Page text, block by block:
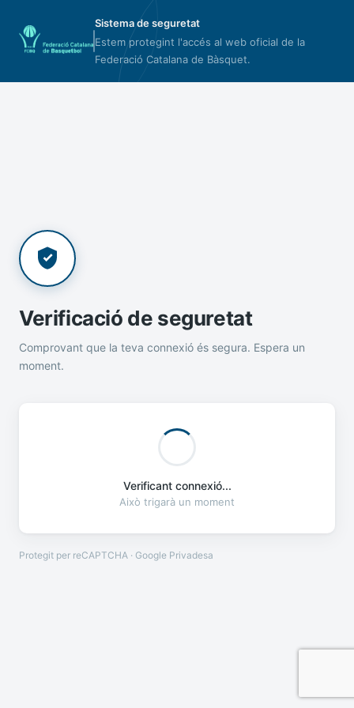
Sistema de seguretat
Estem protegint l'accés al web oficial de la
Federació Catalana de Bàsquet.
Verificació de seguretat
Comprovant que la teva connexió és segura. Espera un
moment.
Verificant connexió...
Això trigarà un moment
Protegit per reCAPTCHA · Google Privadesa